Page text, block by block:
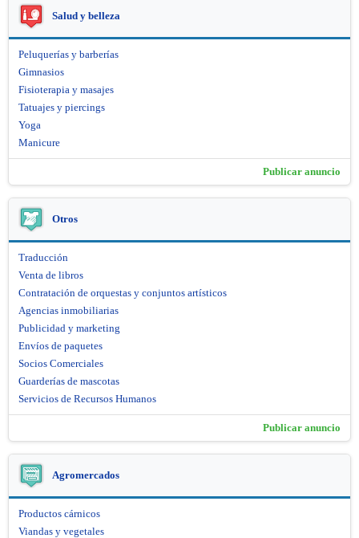
Salud y belleza
Peluquerías y barberías
Gimnasios
Fisioterapia y masajes
Tatuajes y piercings
Yoga
Manicure
Publicar anuncio
Otros
Traducción
Venta de libros
Contratación de orquestas y conjuntos artísticos
Agencias inmobiliarias
Publicidad y marketing
Envíos de paquetes
Socios Comerciales
Guarderías de mascotas
Servicios de Recursos Humanos
Publicar anuncio
Agromercados
Productos cárnicos
Viandas y vegetales